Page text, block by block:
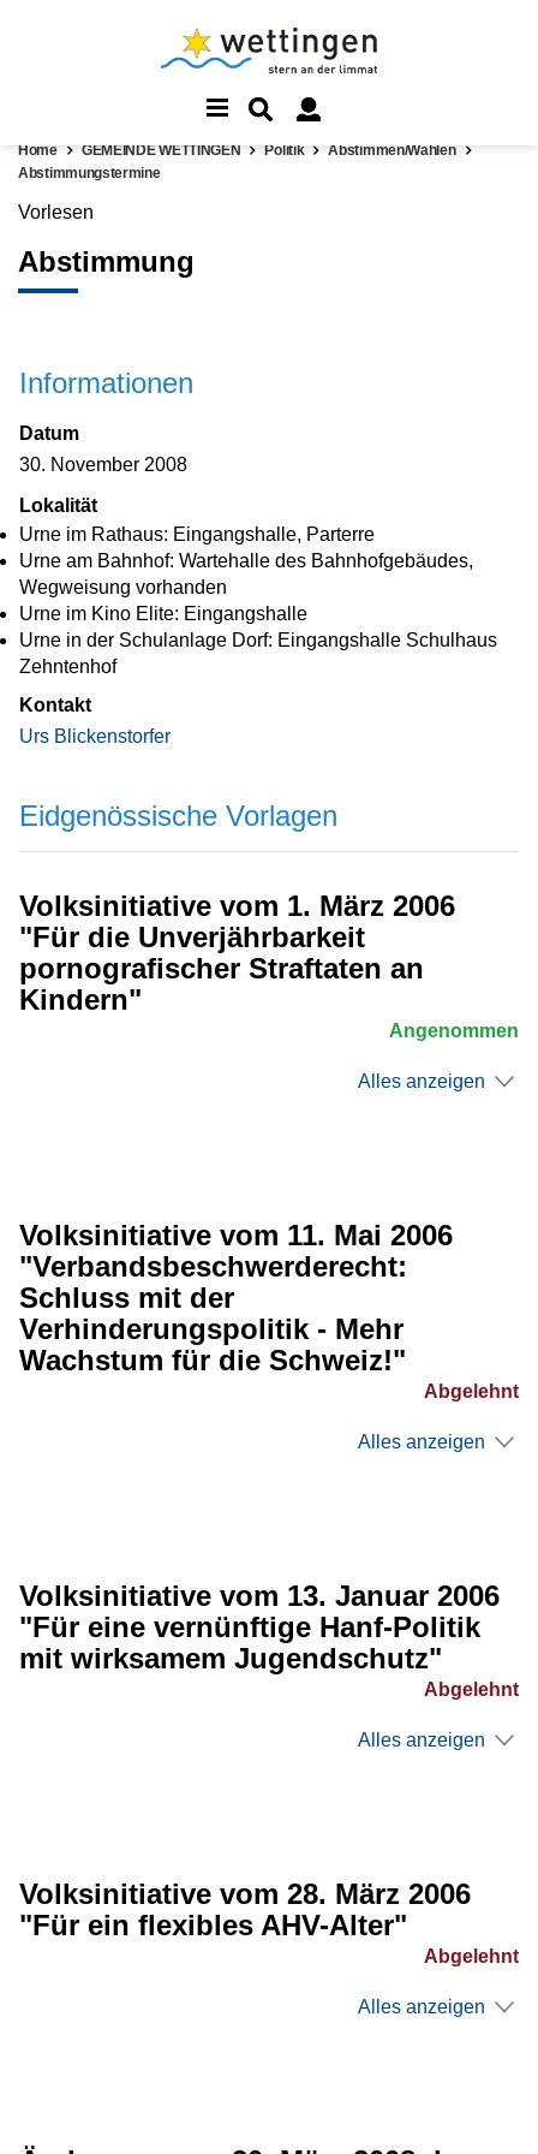
Home GEMEINDE WETTINGEN Politik
Abstimmen/Wählen
Abstimmungstermine
Vorlesen
Abstimmung
Informationen
Datum
30. November 2008
Lokalität
Urne im Rathaus: Eingangshalle, Parterre
Urne am Bahnhof: Wartehalle des Bahnhofgebäudes,
Wegweisung vorhanden
Urne im Kino Elite: Eingangshalle
Urne in der Schulanlage Dorf: Eingangshalle Schulhaus
Zehntenhof
Kontakt
Urs Blickenstorfer
Eidgenössische Vorlagen
Volksinitiative vom 1. März 2006
"Für die Unverjährbarkeit
pornografischer Straftaten an
Kindern"
Angenommen
Alles anzeigen
Volksinitiative vom 11. Mai 2006
"Verbandsbeschwerderecht:
Schluss mit der
Verhinderungspolitik - Mehr
Wachstum für die Schweiz!"
Abgelehnt
Alles anzeigen
Volksinitiative vom 13. Januar 2006
"Für eine vernünftige Hanf-Politik
mit wirksamem Jugendschutz"
Abgelehnt
Alles anzeigen
Volksinitiative vom 28. März 2006
"Für ein flexibles AHV-Alter"
Abgelehnt
Alles anzeigen